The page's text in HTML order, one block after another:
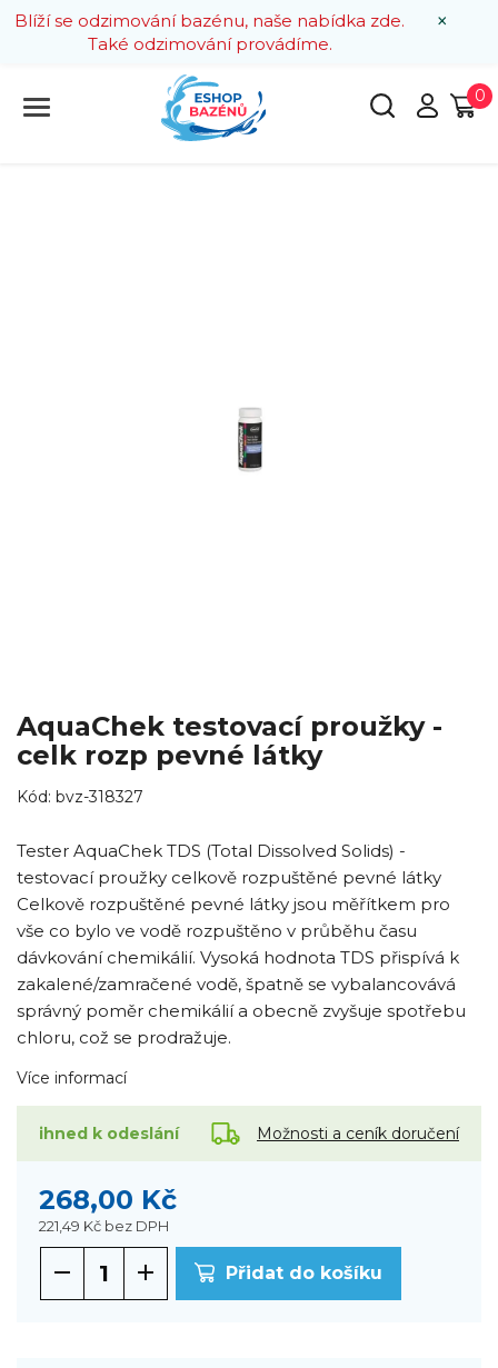
×
Blíží se odzimování bazénu, naše nabídka zde.
Také odzimování provádíme.
0
AquaChek testovací proužky -
celk rozp pevné látky
Kód: bvz-318327
Tester AquaChek TDS (Total Dissolved Solids) -
testovací proužky celkově rozpuštěné pevné látky
Celkově rozpuštěné pevné látky jsou měřítkem pro
vše co bylo ve vodě rozpuštěno v průběhu času
dávkování chemikálií. Vysoká hodnota TDS přispívá k
zakalené/zamračené vodě, špatně se vybalancovává
správný poměr chemikálií a obecně zvyšuje spotřebu
chloru, což se prodražuje.
Více informací
ihned k odeslání Možnosti a ceník doručení
268,00 Kč
221,49 Kč bez DPH
Přidat do košíku